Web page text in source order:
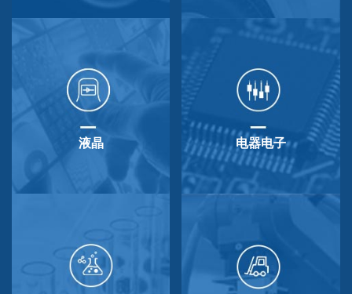
液晶 电器电子